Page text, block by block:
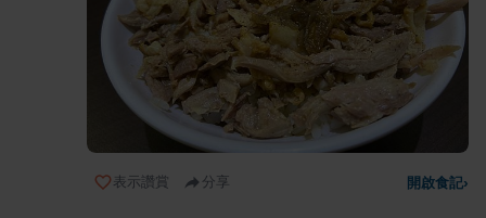
表示讚賞 分享 開啟食記›